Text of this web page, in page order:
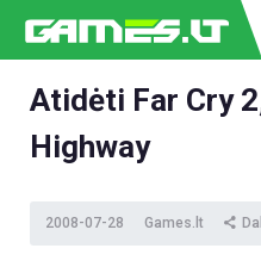
NAUJIENOS
ESPORTAS
Atidėti Far Cry
Highway
2008-07-28 Games.lt